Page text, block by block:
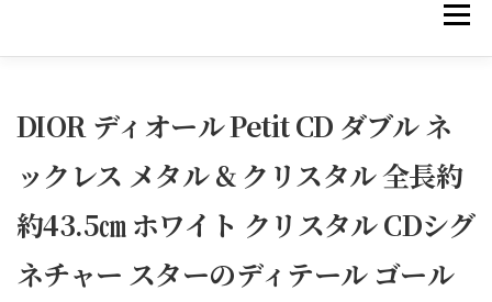
ス
ッ
メニ
メルカリSHOPS 公式ラクマ店 ヤフー2号店
買取の流れ 会社概要
DIOR ディオール Petit CD ダブル ネ
ックレス メタル & クリスタル 全長約
約43.5㎝ ホワイト クリスタル CDシグ
ネチャー スターのディテール ゴール